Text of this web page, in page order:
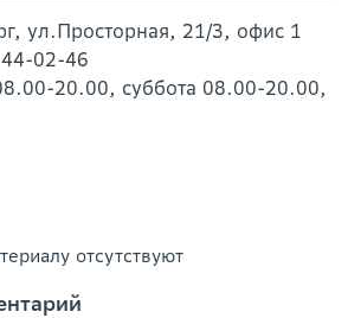
ул.Просторная, 21/3, офис 1
02-46
20.00, суббота 08.00-20.00,
отсутствуют